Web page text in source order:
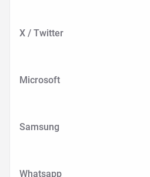
X / Twitter
Microsoft
Samsung
Whatsapp